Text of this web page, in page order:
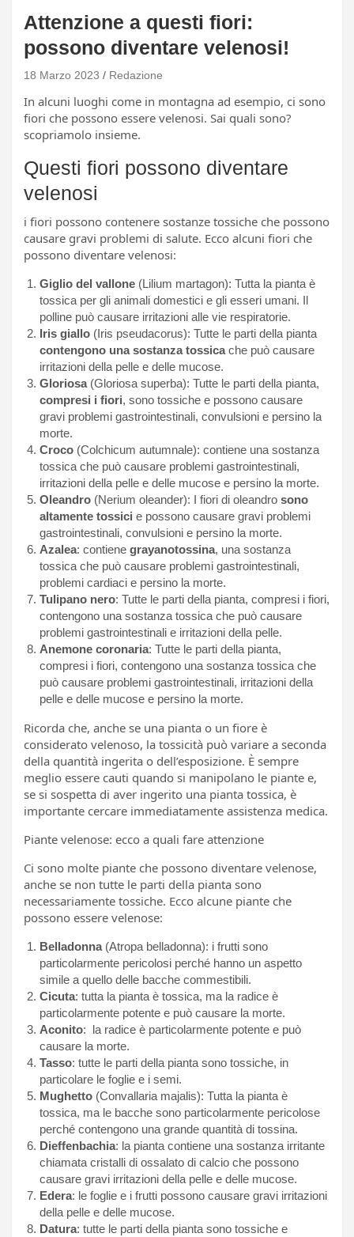
Attenzione a questi fiori:
possono diventare velenosi!
18 Marzo 2023 Redazione
In alcuni luoghi come in montagna ad esempio, ci sono
fiori che possono essere velenosi. Sai quali sono?
scopriamolo insieme.
Questi fiori possono diventare
velenosi
i fiori possono contenere sostanze tossiche che possono
causare gravi problemi di salute. Ecco alcuni fiori che
possono diventare velenosi:
Giglio del vallone (Lilium martagon): Tutta la pianta è
tossica per gli animali domestici e gli esseri umani. Il
polline può causare irritazioni alle vie respiratorie.
Iris giallo (Iris pseudacorus): Tutte le parti della pianta
contengono una sostanza tossicache può causare
irritazioni della pelle e delle mucose.
Gloriosa(Gloriosa superba): Tutte le parti della pianta,
compresi i fiori, sono tossiche e possono causare
gravi problemi gastrointestinali, convulsioni e persino la
morte.
Croco (Colchicum autumnale): contiene una sostanza
tossica che può causare problemi gastrointestinali,
irritazioni della pelle e delle mucose e persino la morte.
Oleandro (Nerium oleander): I fiori di oleandro sono
altamente tossici e possono causare gravi problemi
gastrointestinali, convulsioni e persino la morte.
Azalea: contiene grayanotossina, una sostanza
tossica che può causare problemi gastrointestinali,
problemi cardiaci e persino la morte.
Tulipano nero: Tutte le parti della pianta, compresi i fiori,
contengono una sostanza tossica che può causare
problemi gastrointestinali e irritazioni della pelle.
Anemone coronaria: Tutte le parti della pianta,
compresi i fiori, contengono una sostanza tossica che
può causare problemi gastrointestinali, irritazioni della
pelle e delle mucose e persino la morte.
Ricorda che, anche se una pianta o un fiore è
considerato velenoso, la tossicità può variare a seconda
della quantità ingerita o dell’esposizione. È sempre
meglio essere cauti quando si manipolano le piante e,
se si sospetta di aver ingerito una pianta tossica, è
importante cercare immediatamente assistenza medica.
Piante velenose: ecco a quali fare attenzione
Ci sono molte piante che possono diventare velenose,
anche se non tutte le parti della pianta sono
necessariamente tossiche. Ecco alcune piante che
possono essere velenose:
Belladonna(Atropa belladonna): i frutti sono
particolarmente pericolosi perché hanno un aspetto
simile a quello delle bacche commestibili.
Cicuta: tutta la pianta è tossica, ma la radice è
particolarmente potente e può causare la morte.
Aconito: la radice è particolarmente potente e può
causare la morte.
Tasso: tutte le parti della pianta sono tossiche, in
particolare le foglie e i semi.
Mughetto (Convallaria majalis): Tutta la pianta è
tossica, ma le bacche sono particolarmente pericolose
perché contengono una grande quantità di tossina.
Dieffenbachia: la pianta contiene una sostanza irritante
chiamata cristalli di ossalato di calcio che possono
causare gravi irritazioni della pelle e delle mucose.
Edera: le foglie e i frutti possono causare gravi irritazioni
della pelle e delle mucose.
Datura: tutte le parti della pianta sono tossiche e